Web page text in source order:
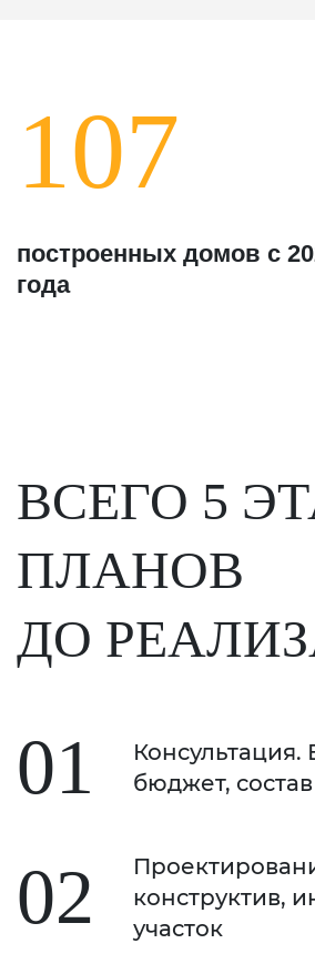
107
построенных домов с
года
ВСЕГО 5
ПЛАНОВ
ДО
01
Консультация.
бюджет,
02
конструктив,
участок